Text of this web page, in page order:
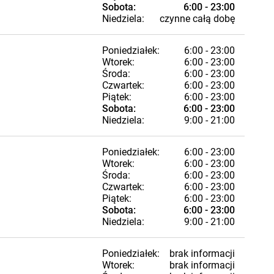
Sobota:
6:00 - 23:00
Niedziela:
czynne całą dobę
Poniedziałek:
6:00 - 23:00
Wtorek:
6:00 - 23:00
Środa:
6:00 - 23:00
Czwartek:
6:00 - 23:00
Piątek:
6:00 - 23:00
Sobota:
6:00 - 23:00
Niedziela:
9:00 - 21:00
Poniedziałek:
6:00 - 23:00
Wtorek:
6:00 - 23:00
Środa:
6:00 - 23:00
Czwartek:
6:00 - 23:00
Piątek:
6:00 - 23:00
Sobota:
6:00 - 23:00
Niedziela:
9:00 - 21:00
Poniedziałek:
brak informacji
Wtorek:
brak informacji